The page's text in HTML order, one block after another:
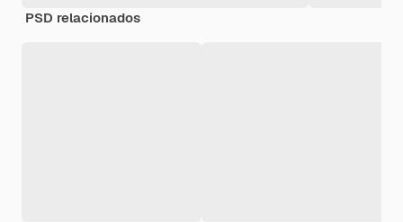
PSD relacionados